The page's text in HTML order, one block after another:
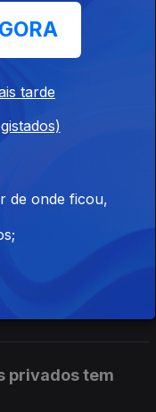
e para
Dois
de 65 anos podem
Clara Teixeira
nos
privados tem
tarde
de onde ficou,